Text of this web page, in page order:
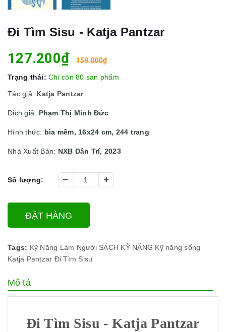
Đi Tìm Sisu - Katja Pantzar
127.200₫ 159.000₫
Trạng thái: Chỉ còn 80 sản phẩm
Tác giả: Katja Pantzar
Dịch giả: Phạm Thị Minh Đức
Hình thức: bìa mềm, 16x24 cm, 244 trang
Nhà Xuất Bản: NXB Dân Trí, 2023
Số lượng:
ĐẶT HÀNG
Tags: Kỹ Năng Làm Người SÁCH KỸ NĂNG Kỹ năng sống
Katja Pantzar Đi Tìm Sisu
Mô tả
Đi Tìm Sisu - Katja Pantzar